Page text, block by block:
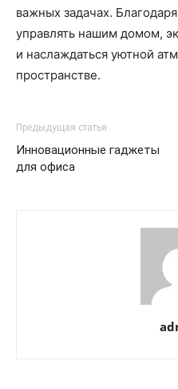
важных задачах.
управлять нашим домом,
и наслаждаться уютной
пространстве.
Предыдущая статья
Инновационные гаджеты
для офиса